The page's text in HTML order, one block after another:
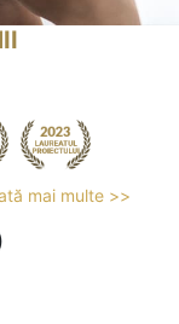
mai multe >>